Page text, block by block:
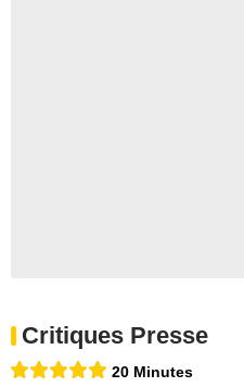
Critiques Presse
20 Minutes